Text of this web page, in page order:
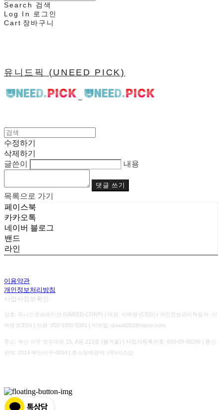
Search
검색
Log In
로그인
Cart 장바구니
유니드픽 (UNEED PICK)
수정하기
삭제하기
글쓴이
내용
댓글 쓰기
목록으로 가기
페이스북
카카오톡
네이버 블로그
밴드
라인
이용약관
개인정보처리방침
사업자정보확인
상호: 유니드코퍼레이션 (UNEED.CORP) | 대표: 이여명 (CEO) | 개인정보관리책임자: 이
여명 (CEO) | 전화: 050-5300-5381 | 이메일: duaud203@naver.com
주소: 부산 서구 보수대로 15, A동 213호 (봄겨울) | 사업자등록번호: 603-09-50296 | 통신
판매: 2014-부산서구-0014 | 호스팅제공자: (주)식스샵